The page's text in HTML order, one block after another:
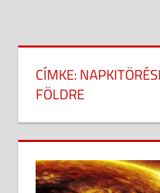
CÍMKE:
FÖLDRE